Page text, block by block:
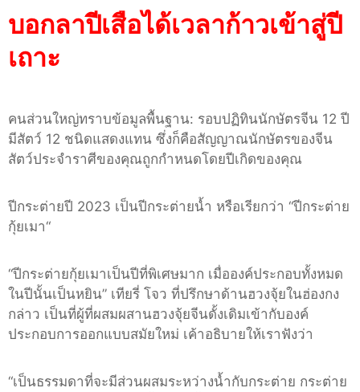
บอกลาปีเสือได้เวลาก้าวเข้าสู่ปี
เถาะ
คนส่วนใหญ่ทราบข้อมูลพื้นฐาน: รอบปฏิทินนักษัตรจีน 12 ปี
มีสัตว์ 12 ชนิดแสดงแทน ซึ่งก็คือสัญญาณนักษัตรของจีน
สัตว์ประจำราศีของคุณถูกกำหนดโดยปีเกิดของคุณ
ปีกระต่ายปี 2023 เป็นปีกระต่ายน้ำ หรือเรียกว่า “ปีกระต่าย
กุ้ยเมา“
“ปีกระต่ายกุ้ยเมาเป็นปีที่พิเศษมาก เมื่อองค์ประกอบทั้งหมด
ในปีนั้นเป็นหยิน” เทียรี่ โจว ที่ปรึกษาด้านฮวงจุ้ยในฮ่องกง
กล่าว เป็นที่ผู้ที่ผสมผสานฮวงจุ้ยจีนดั้งเดิมเข้ากับองค์
ประกอบการออกแบบสมัยใหม่ เค้าอธิบายให้เราฟังว่า
“เป็นธรรมดาที่จะมีส่วนผสมระหว่างน้ำกับกระต่าย กระต่าย